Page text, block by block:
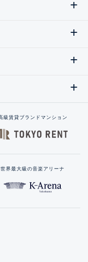
級賃貸ブランドマンション
世界最大級の音楽アリーナ